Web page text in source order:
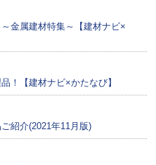
金属建材特集～【建材ナビ×
！【建材ナビ×かたなび】
紹介(2021年11月版)